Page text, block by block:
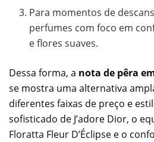
Para momentos de
perfumes com foco em
e flores suaves.
Dessa forma, a nota de pêra
se mostra uma alternativa
diferentes faixas de preço e
sofisticado de J’adore Dior, o
Floratta Fleur D’Éclipse e o